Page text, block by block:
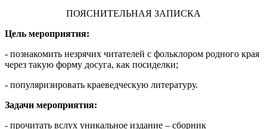
ПОЯСНИТЕЛЬНАЯ ЗАПИСКА
Цель мероприятия:
- познакомить незрячих читателей с фольклором родного края
через такую форму досуга, как посиделки;
- популяризировать краеведческую литературу.
Задачи мероприятия:
- прочитать вслух уникальное издание – сборник